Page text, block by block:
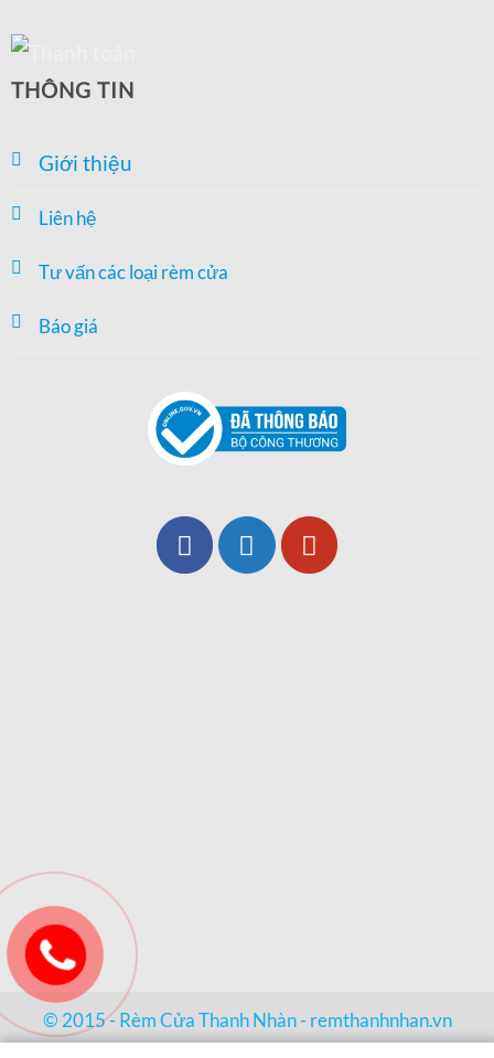
THÔNG TIN
Giới thiệu
Liên hệ
Tư vấn các loại rèm cửa
Báo giá
© 2015 - Rèm Cửa Thanh Nhàn - remthanhnhan.vn